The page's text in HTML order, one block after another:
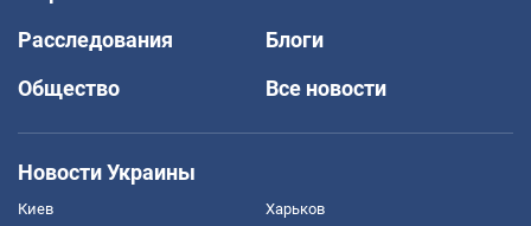
Расследования
Блоги
Общество
Все новости
Новости Украины
Киев Харьков